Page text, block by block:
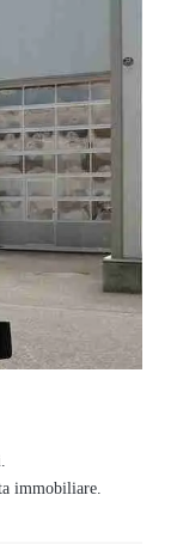
immobiliare.